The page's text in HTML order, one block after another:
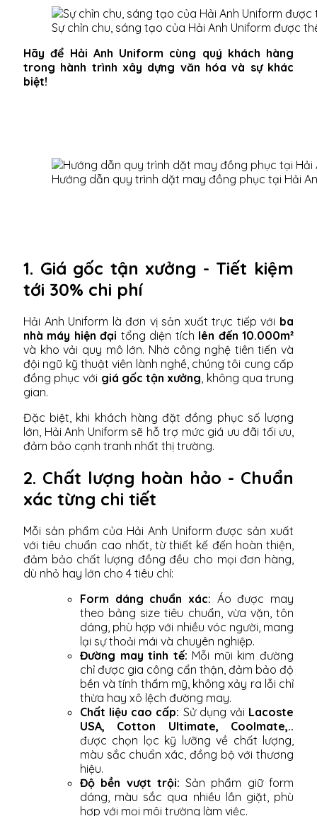
Sự chỉn chu, sáng tạo của Hải Anh Uniform được
Hãy để Hải Anh Uniform cùng quý khách hàng
trong hành trình xây dựng văn hóa và sự khác
biệt!
Hướng dẫn quy trình dặt may đồng phục tại Hải
1. Giá gốc tận xưởng - Tiết kiệm
tới 30% chi phí
Hải Anh Uniform là đơn vị sản xuất trực tiếp với ba
nhà máy hiện đại tổng diện tích lên đến 10.000m²
và kho vải quy mô lớn. Nhờ công nghệ tiên tiến và
đội ngũ kỹ thuật viên lành nghề, chúng tôi cung cấp
đồng phục với giá gốc tận xưởng, không qua trung
gian.
Đặc biệt, khi khách hàng đặt đồng phục số lượng
lớn, Hải Anh Uniform sẽ hỗ trợ mức giá ưu đãi tối ưu,
đảm bảo cạnh tranh nhất thị trường.
2. Chất lượng hoàn hảo - Chuẩn
xác từng chi tiết
Mỗi sản phẩm của Hải Anh Uniform được sản xuất
với tiêu chuẩn cao nhất, từ thiết kế đến hoàn thiện,
đảm bảo chất lượng đồng đều cho mọi đơn hàng,
dù nhỏ hay lớn cho 4 tiêu chí:
Form dáng chuẩn xác: Áo được may
theo bảng size tiêu chuẩn, vừa vặn, tôn
dáng, phù hợp với nhiều vóc người, mang
lại sự thoải mái và chuyên nghiệp.
Đường may tinh tế: Mỗi mũi kim đường
chỉ được gia công cẩn thận, đảm bảo độ
bền và tính thẩm mỹ, không xảy ra lỗi chỉ
thừa hay xô lệch đường may.
Chất liệu cao cấp: Sử dụng vải Lacoste
USA, Cotton Ultimate, Coolmate,..
được chọn lọc kỹ lưỡng về chất lượng,
màu sắc chuẩn xác, đồng bộ với thương
hiệu.
Độ bền vượt trội: Sản phẩm giữ form
dáng, màu sắc qua nhiều lần giặt, phù
hợp với mọi môi trường làm việc.